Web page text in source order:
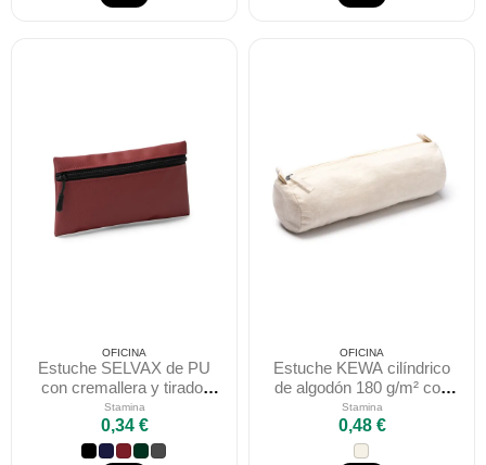
OFICINA
Estuche SELVAX de PU
con cremallera y tirador
negro Stamina
Stamina
0,34 €
OFICINA
Estuche KEWA cilíndrico
de algodón 180 g/m² con
cremallera Stamina
Stamina
0,48 €